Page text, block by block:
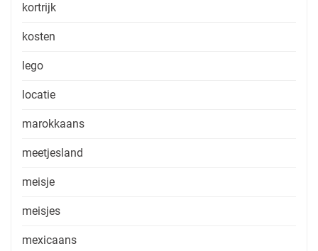
kortrijk
kosten
lego
locatie
marokkaans
meetjesland
meisje
meisjes
mexicaans